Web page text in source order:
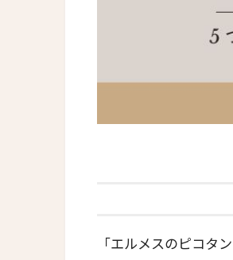
「エルメスのピコタ